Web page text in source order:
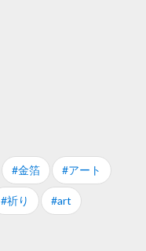
#金箔 #アート
#祈り #art